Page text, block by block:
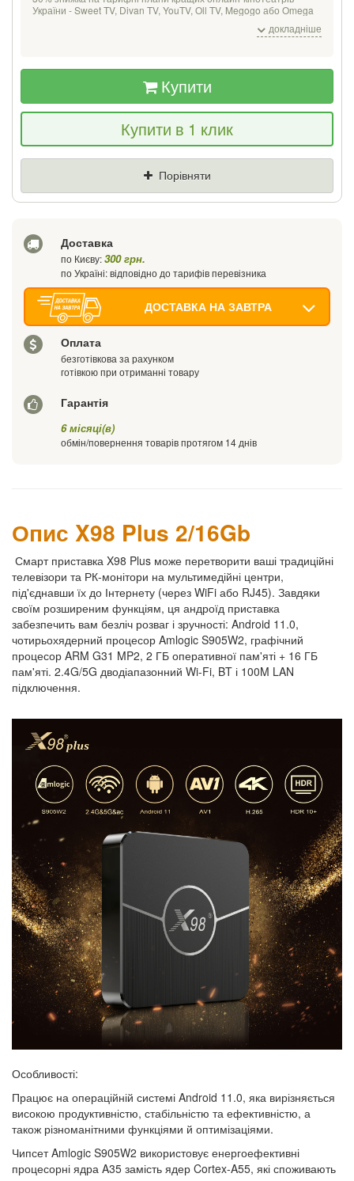
ПО для перегляду IPTV (без списків каналів).
для роботи з PDF, таблицями, презентаціями та
встановлюємо додатково додаток для роботи з клавіатурою.
України - Sweet TV, Divan TV, YouTV, Oll TV, Megogo або Omega
докладніше
Купити
Купити в 1 клик
Порівняти
Доставка
по Києву:300 грн.
по Україні: відповідно до тарифів перевізника
ДОСТАВКА НА ЗАВТРА
Оплата
безготівкова за рахунком
готівкою при отриманні товару
Гарантія
6 місяці(в)
обмін/повернення товарів протягом 14 днів
Опис X98 Plus 2/16Gb
Смарт приставка X98 Plus може перетворити ваші традиційні
телевізори та РК-монітори на мультимедійні центри,
під'єднавши їх до Інтернету (через WiFi або RJ45). Завдяки
своїм розширеним функціям, ця андроїд приставка
забезпечить вам безліч розваг і зручності: Android 11.0,
чотирьохядерний процесор Amlogic S905W2, графічний
процесор ARM G31 MP2, 2 ГБ оперативної пам'яті + 16 ГБ
пам'яті. 2.4G/5G дводіапазонний Wi-Fi, BT і 100M LAN
підключення.
Особливості:
Працює на операційній системі Android 11.0, яка вирізняється
високою продуктивністю, стабільністю та ефективністю, а
також різноманітними функціями й оптимізаціями.
Чипсет Amlogic S905W2 використовує енергоефективні
процесорні ядра A35 замість ядер Cortex-A55, які споживають